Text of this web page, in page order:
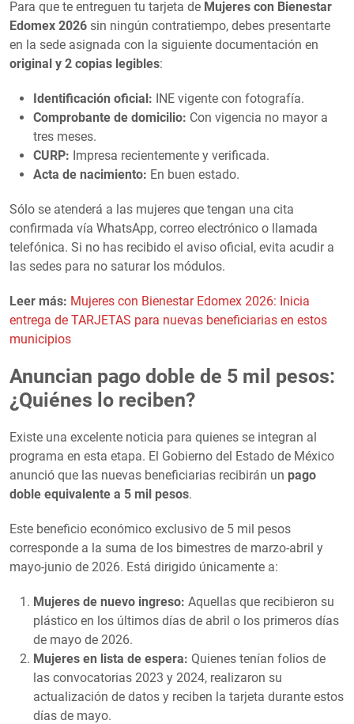
Para que te entreguen tu tarjeta de Mujeres con Bienestar
Edomex 2026 sin ningún contratiempo, debes presentarte
en la sede asignada con la siguiente documentación en
original y 2 copias legibles:
Identificación oficial: INE vigente con fotografía.
Comprobante de domicilio: Con vigencia no mayor a
tres meses.
CURP: Impresa recientemente y verificada.
Acta de nacimiento: En buen estado.
Sólo se atenderá a las mujeres que tengan una cita
confirmada vía WhatsApp, correo electrónico o llamada
telefónica. Si no has recibido el aviso oficial, evita acudir a
las sedes para no saturar los módulos.
Leer más: Mujeres con Bienestar Edomex 2026: Inicia
entrega de TARJETAS para nuevas beneficiarias en estos
municipios
Anuncian pago doble de 5 mil pesos:
¿Quiénes lo reciben?
Existe una excelente noticia para quienes se integran al
programa en esta etapa. El Gobierno del Estado de México
anunció que las nuevas beneficiarias recibirán un pago
doble equivalente a 5 mil pesos.
Este beneficio económico exclusivo de 5 mil pesos
corresponde a la suma de los bimestres de marzo-abril y
mayo-junio de 2026. Está dirigido únicamente a:
Mujeres de nuevo ingreso: Aquellas que recibieron su
plástico en los últimos días de abril o los primeros días
de mayo de 2026.
Mujeres en lista de espera: Quienes tenían folios de
las convocatorias 2023 y 2024, realizaron su
actualización de datos y reciben la tarjeta durante estos
días de mayo.